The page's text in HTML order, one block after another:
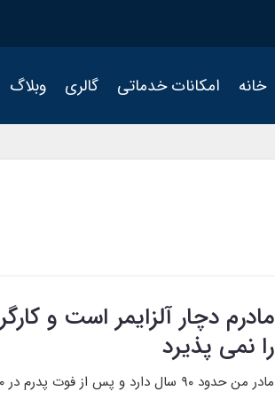
خانه امکانات خدماتی گالری وبلاگ
مادرم دچار آلزایمر است و
را نمی پذیرد